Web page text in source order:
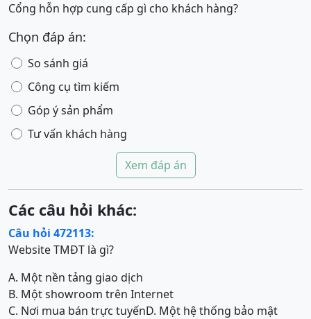
Cổng hỗn hợp cung cấp gì cho khách hàng?
Chọn đáp án:
So sánh giá
Công cụ tìm kiếm
Góp ý sản phẩm
Tư vấn khách hàng
Xem đáp án
Các câu hỏi khác:
Câu hỏi 472113:
Website TMĐT là gì?
A. Một nền tảng giao dịch
B. Một showroom trên Internet
C. Nơi mua bán trực tuyếnD. Một hệ thống bảo mật